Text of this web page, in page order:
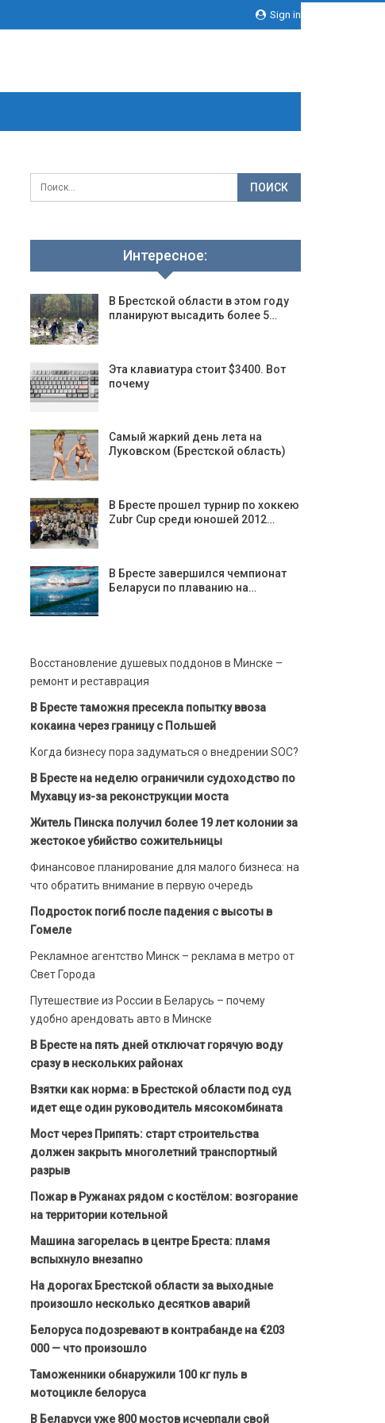
Sign in
Интересное:
В Брестской области в этом году
планируют высадить более 5…
Эта клавиатура стоит $3400. Вот
почему
Самый жаркий день лета на
Луковском (Брестской область)
В Бресте прошел турнир по хоккею
Zubr Cup среди юношей 2012…
В Бресте завершился чемпионат
Беларуси по плаванию на…
Восстановление душевых поддонов в Минске –
ремонт и реставрация
В Бресте таможня пресекла попытку ввоза
кокаина через границу с Польшей
Когда бизнесу пора задуматься о внедрении SOC?
В Бресте на неделю ограничили судоходство по
Мухавцу из-за реконструкции моста
Житель Пинска получил более 19 лет колонии за
жестокое убийство сожительницы
Финансовое планирование для малого бизнеса: на
что обратить внимание в первую очередь
Подросток погиб после падения с высоты в
Гомеле
Рекламное агентство Минск – реклама в метро от
Свет Города
Путешествие из России в Беларусь – почему
удобно арендовать авто в Минске
В Бресте на пять дней отключат горячую воду
сразу в нескольких районах
Взятки как норма: в Брестской области под суд
идет еще один руководитель мясокомбината
Мост через Припять: старт строительства
должен закрыть многолетний транспортный
разрыв
Пожар в Ружанах рядом с костёлом: возгорание
на территории котельной
Машина загорелась в центре Бреста: пламя
вспыхнуло внезапно
На дорогах Брестской области за выходные
произошло несколько десятков аварий
Белоруса подозревают в контрабанде на €203
000 — что произошло
Таможенники обнаружили 100 кг пуль в
мотоцикле белоруса
В Беларуси уже 800 мостов исчерпали свой